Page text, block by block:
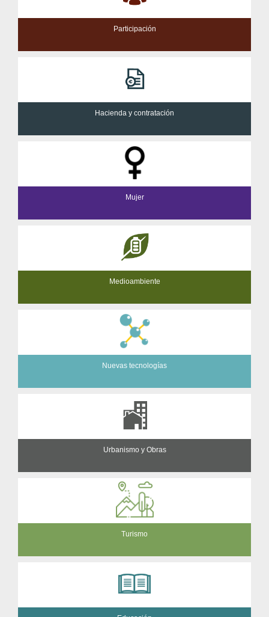
Participación
Hacienda y contratación
Mujer
Medioambiente
Nuevas tecnologías
Urbanismo y Obras
Turismo